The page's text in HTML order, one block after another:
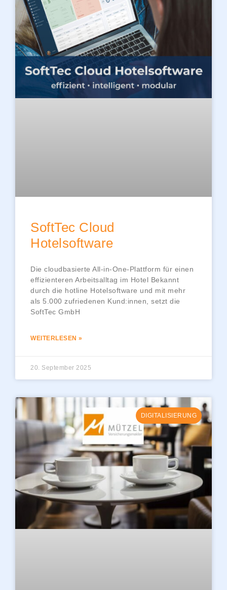
SoftTec Cloud
Hotelsoftware
Die cloudbasierte All-in-One-Plattform für einen
effizienteren Arbeitsalltag im Hotel Bekannt
durch die hotline Hotelsoftware und mit mehr
als 5.000 zufriedenen Kund:innen, setzt die
SoftTec GmbH
WEITERLESEN »
20. September 2025
DIGITALISIERUNG